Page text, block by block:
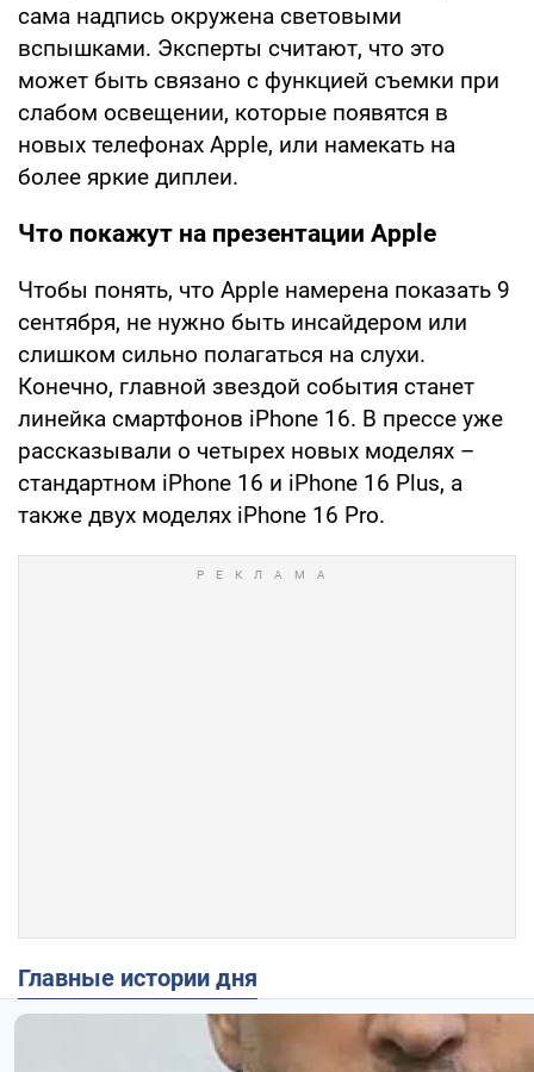
сама надпись окружена световыми
вспышками. Эксперты считают, что это
может быть связано с функцией съемки при
слабом освещении, которые появятся в
новых телефонах Apple, или намекать на
более яркие диплеи.
Что покажут на презентации Apple
Чтобы понять, что Apple намерена показать 9
сентября, не нужно быть инсайдером или
слишком сильно полагаться на слухи.
Конечно, главной звездой события станет
линейка смартфонов iPhone 16. В прессе уже
рассказывали о четырех новых моделях –
стандартном iPhone 16 и iPhone 16 Plus, а
также двух моделях iPhone 16 Pro.
Главные истории дня